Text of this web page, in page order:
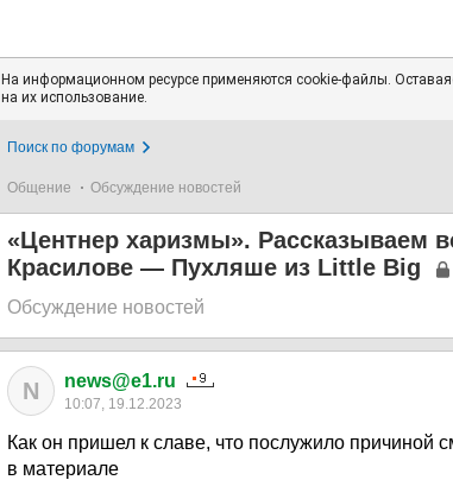
На информационном ресурсе применяются cookie-файлы.
на их использование.
Поиск по форумам
Общение Обсуждение новостей
«Центнер харизмы». Рассказываем
Красилове — Пухляше из Little Big
Обсуждение новостей
N news@e1.ru
10:07, 19.12.2023
Как он пришел к славе, что послужило причиной
в материале